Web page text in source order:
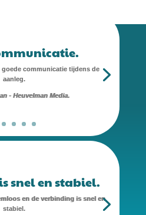
communicatie tijdens de
aanleg.
- Heuvelman Media.
snel en stabiel.
en de verbinding is snel en
stabiel.